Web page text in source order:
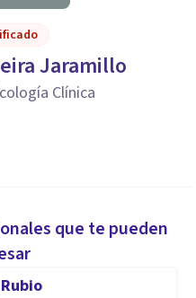
Jaramillo
Clínica
que te pueden